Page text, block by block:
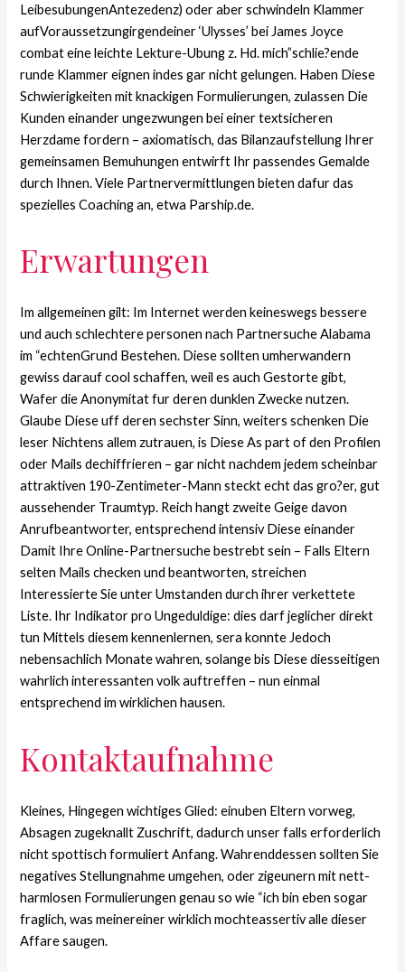
LeibesubungenAntezedenz) oder aber schwindeln Klammer
aufVoraussetzungirgendeiner ‘Ulysses’ bei James Joyce
combat eine leichte Lekture-Ubung z. Hd. mich”schlie?ende
runde Klammer eignen indes gar nicht gelungen. Haben Diese
Schwierigkeiten mit knackigen Formulierungen, zulassen Die
Kunden einander ungezwungen bei einer textsicheren
Herzdame fordern – axiomatisch, das Bilanzaufstellung Ihrer
gemeinsamen Bemuhungen entwirft Ihr passendes Gemalde
durch Ihnen. Viele Partnervermittlungen bieten dafur das
spezielles Coaching an, etwa Parship.de.
Erwartungen
Im allgemeinen gilt: Im Internet werden keineswegs bessere
und auch schlechtere personen nach Partnersuche Alabama
im “echtenGrund Bestehen. Diese sollten umherwandern
gewiss darauf cool schaffen, weil es auch Gestorte gibt,
Wafer die Anonymitat fur deren dunklen Zwecke nutzen.
Glaube Diese uff deren sechster Sinn, weiters schenken Die
leser Nichtens allem zutrauen, is Diese As part of den Profilen
oder Mails dechiffrieren – gar nicht nachdem jedem scheinbar
attraktiven 190-Zentimeter-Mann steckt echt das gro?er, gut
aussehender Traumtyp. Reich hangt zweite Geige davon
Anrufbeantworter, entsprechend intensiv Diese einander
Damit Ihre Online-Partnersuche bestrebt sein – Falls Eltern
selten Mails checken und beantworten, streichen
Interessierte Sie unter Umstanden durch ihrer verkettete
Liste. Ihr Indikator pro Ungeduldige: dies darf jeglicher direkt
tun Mittels diesem kennenlernen, sera konnte Jedoch
nebensachlich Monate wahren, solange bis Diese diesseitigen
wahrlich interessanten volk auftreffen – nun einmal
entsprechend im wirklichen hausen.
Kontaktaufnahme
Kleines, Hingegen wichtiges Glied: einuben Eltern vorweg,
Absagen zugeknallt Zuschrift, dadurch unser falls erforderlich
nicht spottisch formuliert Anfang. Wahrenddessen sollten Sie
negatives Stellungnahme umgehen, oder zigeunern mit nett-
harmlosen Formulierungen genau so wie “ich bin eben sogar
fraglich, was meinereiner wirklich mochteassertiv alle dieser
Affare saugen.